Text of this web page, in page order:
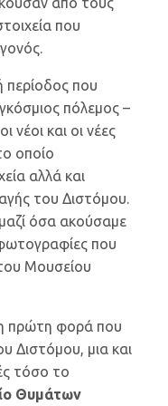
που
περίοδος που
πόλεμος –
νέοι και οι νέες
οποίο
αλλά και
του Διστόμου.
όσα ακούσαμε
που
Μουσείου
πρώτη φορά που
Διστόμου, μια και
τόσο το
Θυμάτων